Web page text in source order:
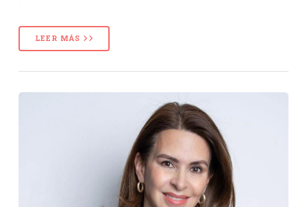
LEER MÁS